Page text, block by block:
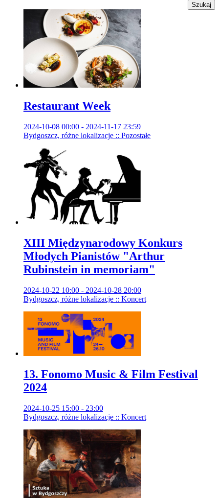
Szukaj
Restaurant Week
2024-10-08 00:00 - 2024-11-17 23:59
Bydgoszcz, różne lokalizacje :: Pozostałe
XIII Międzynarodowy Konkurs
Młodych Pianistów "Arthur
Rubinstein in memoriam"
2024-10-22 10:00 - 2024-10-28 20:00
Bydgoszcz, różne lokalizacje :: Koncert
13. Fonomo Music & Film Festival
2024
2024-10-25 15:00 - 23:00
Bydgoszcz, różne lokalizacje :: Koncert